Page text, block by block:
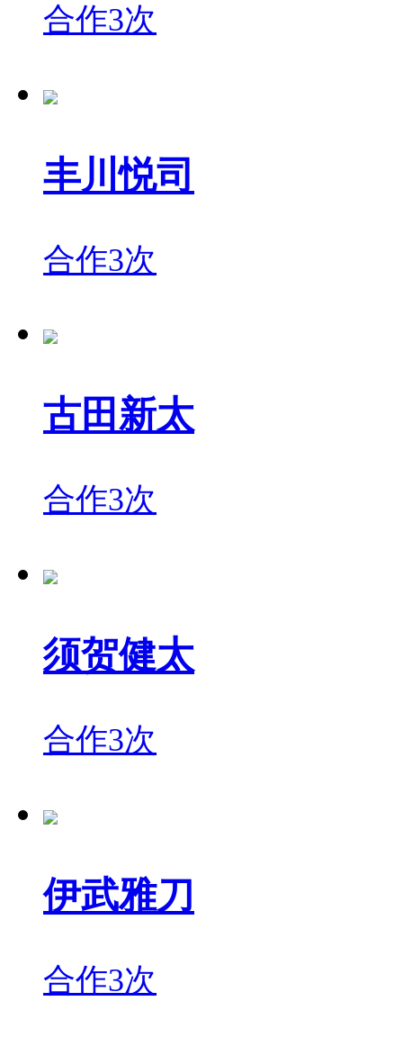
合作3次
丰川悦司
合作3次
古田新太
合作3次
须贺健太
合作3次
伊武雅刀
合作3次